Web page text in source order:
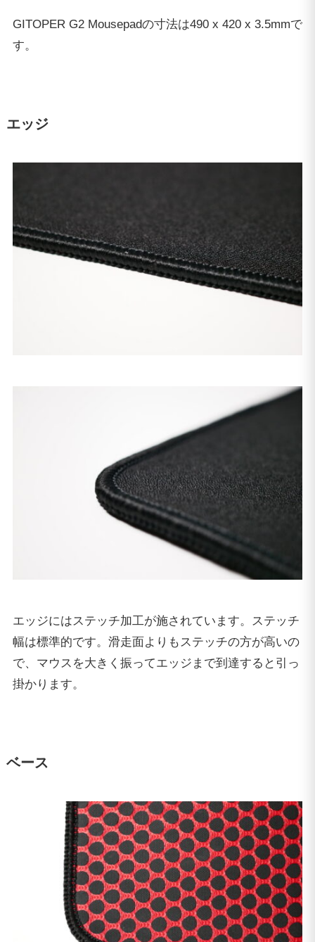
GITOPER G2 Mousepadの寸法は490 x 420 x 3.5mmで
す。
エッジ
エッジにはステッチ加工が施されています。ステッチ
幅は標準的です。滑走面よりもステッチの方が高いの
で、マウスを大きく振ってエッジまで到達すると引っ
掛かります。
ベース